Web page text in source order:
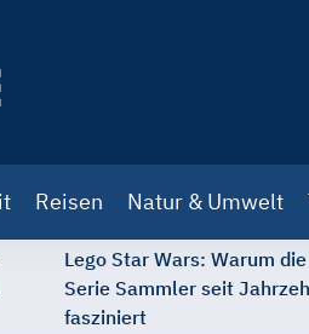
Reisen Natur & Umwelt
Lego Star Wars: Warum
Serie Sammler seit
fasziniert